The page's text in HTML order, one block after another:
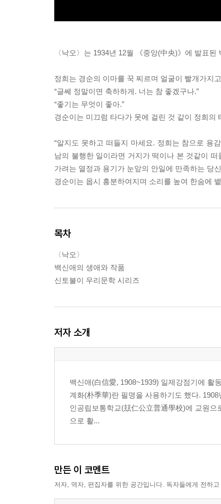
〈낙오〉는 1934년 12월 《중앙(中央)》에 발표
정희는 경순의 이마를 꾹 찌르며 얼굴이 빨개가지
“글쎄 정말이면 축하하게. 너는 참 좋겠구나.”
“좋기는 무엇이 좋아.”
경순이는 미끄럼 타다가 못에 걸린 것 같이 정희
“알지도 못하고 떠들지 마세요. 정희는 참으로 용
남의 불행한 일이라면 거지가 떡이나 본 것같이
가려는 열정과 용기가 눈앞의 안일에 만족하는 당
경순이는 몹시 흥분하여지며 소리를 높여 한숨에
목차
〈낙오〉
백신애의 생애와 작품
신토불이 우리문학 시리즈
저자 소개
백신애(白信愛, 1908~1939) 일제강점기에 활
계화(朴季華)란 필명을 사용하기도 했다.
인공립보통학교(玆仁公立普通學校)에 교원
으로 활...
만든 이 코멘트
저자, 역자, 편집자를 위한 공간입니다. 독자들에게 전하